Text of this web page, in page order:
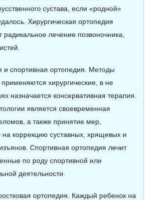
сустава, если «родной»
Хирургическая ортопедия
радикальное лечение позвоночника,
и спортивная ортопедия. Методы
применяются хирургические, в не
назначается консервативная терапия.
является своевременная
а также принятие мер,
коррекцию суставных, хрящевых и
Спортивная ортопедия лечит
по роду спортивной или
деятельности.
ортопедия. Каждый ребенок на